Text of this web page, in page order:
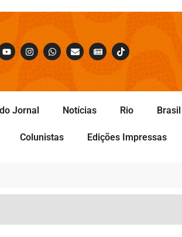
Jornal Notícias Rio Brasil
Colunistas Edições Impressas